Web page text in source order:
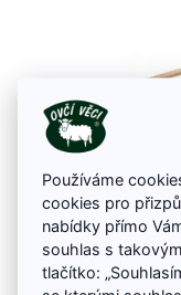
Dětské
Tradiční dětské
rekreační sáňkování.
Používáme
cookies pro
nabídky přímo
souhlas s
tlačítko: